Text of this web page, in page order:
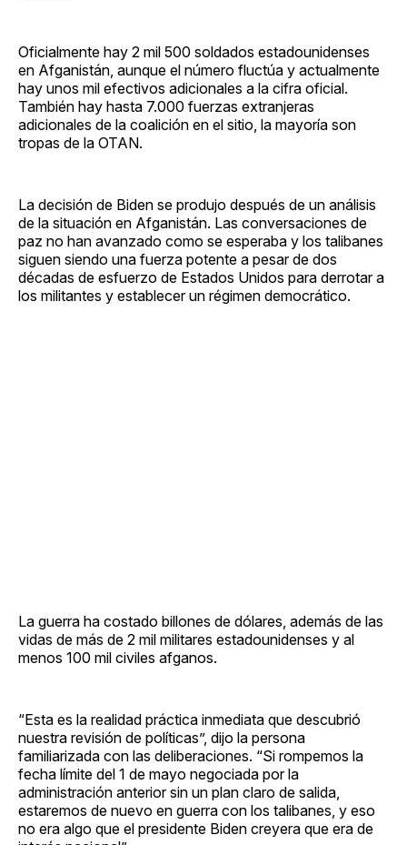
Oficialmente hay 2 mil 500 soldados estadounidenses
en Afganistán, aunque el número fluctúa y actualmente
hay unos mil efectivos adicionales a la cifra oficial.
También hay hasta 7.000 fuerzas extranjeras
adicionales de la coalición en el sitio, la mayoría son
tropas de la OTAN.
La decisión de Biden se produjo después de un análisis
de la situación en Afganistán. Las conversaciones de
paz no han avanzado como se esperaba y los talibanes
siguen siendo una fuerza potente a pesar de dos
décadas de esfuerzo de Estados Unidos para derrotar a
los militantes y establecer un régimen democrático.
La guerra ha costado billones de dólares, además de las
vidas de más de 2 mil militares estadounidenses y al
menos 100 mil civiles afganos.
“Esta es la realidad práctica inmediata que descubrió
nuestra revisión de políticas”, dijo la persona
familiarizada con las deliberaciones. “Si rompemos la
fecha límite del 1 de mayo negociada por la
administración anterior sin un plan claro de salida,
estaremos de nuevo en guerra con los talibanes, y eso
no era algo que el presidente Biden creyera que era de